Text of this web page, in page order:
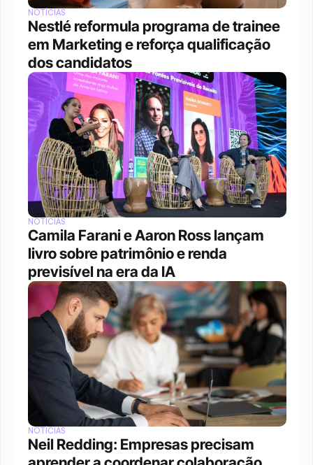
NOTÍCIAS
Nestlé reformula programa de trainee
em Marketing e reforça qualificação
dos candidatos
NOTÍCIAS
Camila Farani e Aaron Ross lançam
livro sobre patrimônio e renda
previsível na era da IA
NOTÍCIAS
Neil Redding: Empresas precisam